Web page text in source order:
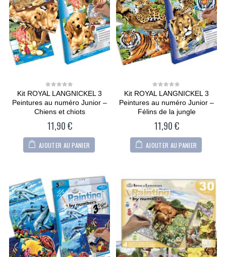
0
of
5
Kit ROYAL LANGNICKEL 3
Peintures au numéro Junior –
Chiens et chiots
11,90€
AJOUTER AU PANIER
0
of
5
Kit ROYAL LANGNICKEL 3
Peintures au numéro Junior –
Félins de la jungle
11,90€
AJOUTER AU PANIER